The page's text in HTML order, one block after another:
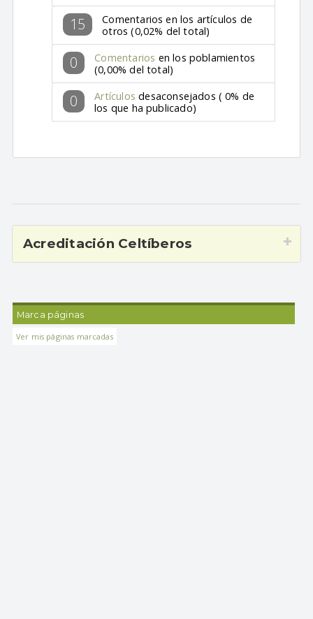
15
Comentarios en los artículos de
otros (0,02% del total)
0 Comentarios en los poblamientos
(0,00% del total)
0 Artículos desaconsejados ( 0% de
los que ha publicado)
Acreditación Celtíberos
Marca páginas
Ver mis páginas marcadas